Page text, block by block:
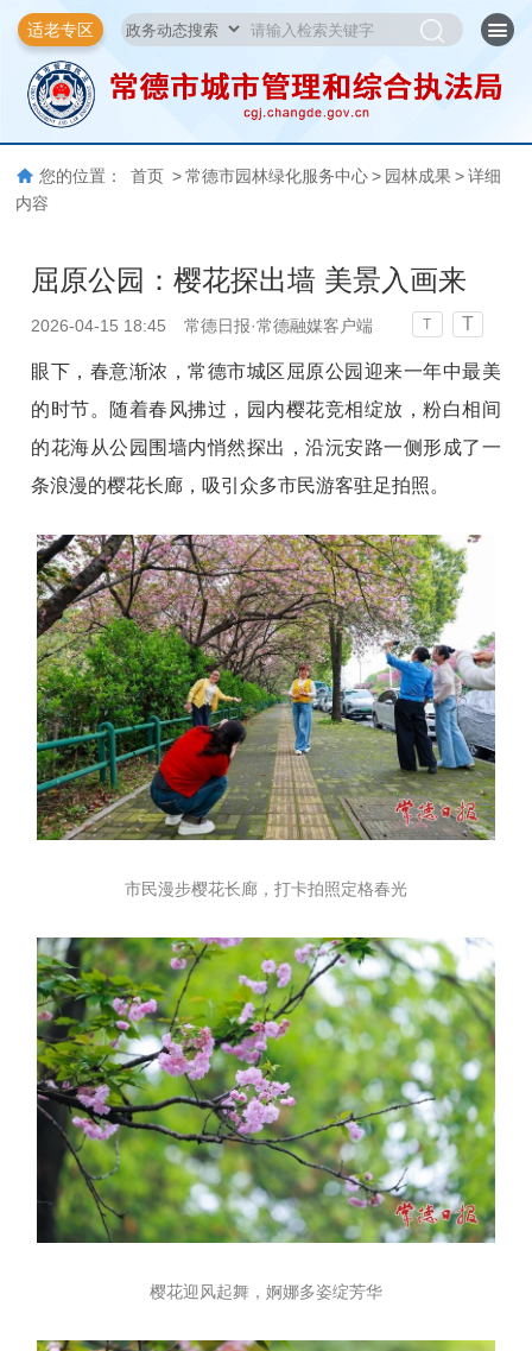
适老专区
您的位置： 首页 > 常德市园林绿化服务中心 > 园林成果 > 详细
内容
屈原公园：樱花探出墙 美景入画来
2026-04-15 18:45 常德日报·常德融媒客户端 T T
眼下，春意渐浓，常德市城区屈原公园迎来一年中最美
的时节。随着春风拂过，园内樱花竞相绽放，粉白相间
的花海从公园围墙内悄然探出，沿沅安路一侧形成了一
条浪漫的樱花长廊，吸引众多市民游客驻足拍照。
市民漫步樱花长廊，打卡拍照定格春光
樱花迎风起舞，婀娜多姿绽芳华